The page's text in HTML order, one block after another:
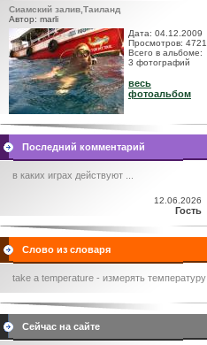
Сиамский залив,Таиланд
Автор: marli
Дата: 04.12.2009
Просмотров: 4721
Всего в альбоме:
3 фотографий
весь
фотоальбом
Последний комментарий
в каких играх действуют ...
12.06.2026
Гость
Слово из словаря
take a temperature - измерять температуру
Сейчас на сайте